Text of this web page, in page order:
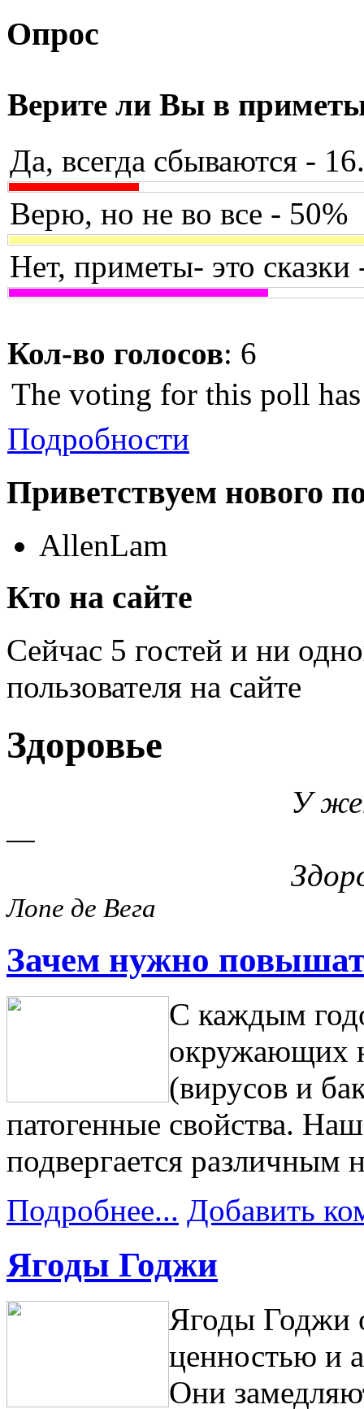
Опрос
Верите ли Вы в
Да, всегда сбываются -
Верю, но не во все - 50%
Нет, приметы- это сказки
Кол-во голосов: 6
The voting for this poll
Подробности
Приветствуем нового
AllenLam
Кто на сайте
Сейчас 5 гостей и ни
пользователя на сайте
Здоровье
У женщины —
—
Здоровье с
Лопе де Вега
Зачем нужно
С каждым
окружающих
(вирусов и
патогенные свойства.
подвергается различным
Подробнее... Добавить
Ягоды Годжи
Ягоды Годжи
ценностью и
Они